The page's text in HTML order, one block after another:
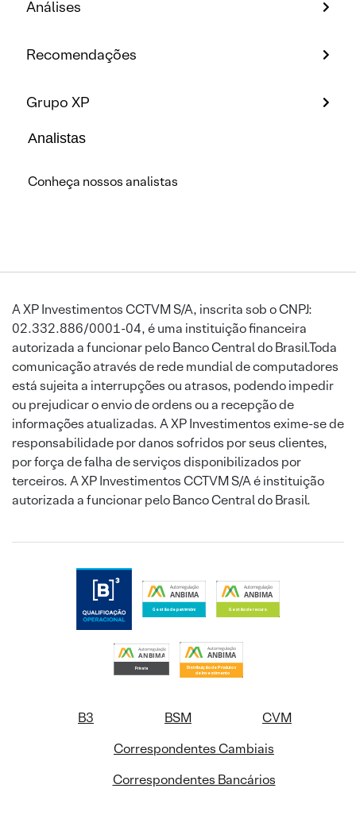
Análises
Recomendações
Grupo XP
Analistas
Conheça nossos analistas
A XP Investimentos CCTVM S/A, inscrita sob o CNPJ:
02.332.886/0001-04, é uma instituição financeira
autorizada a funcionar pelo Banco Central do Brasil.Toda
comunicação através de rede mundial de computadores
está sujeita a interrupções ou atrasos, podendo impedir
ou prejudicar o envio de ordens ou a recepção de
informações atualizadas. A XP Investimentos exime-se de
responsabilidade por danos sofridos por seus clientes,
por força de falha de serviços disponibilizados por
terceiros. A XP Investimentos CCTVM S/A é instituição
autorizada a funcionar pelo Banco Central do Brasil.
B3 BSM
CVM
Correspondentes Cambiais
Correspondentes Bancários